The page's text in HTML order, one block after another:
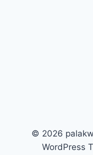
© 2026
WordPress